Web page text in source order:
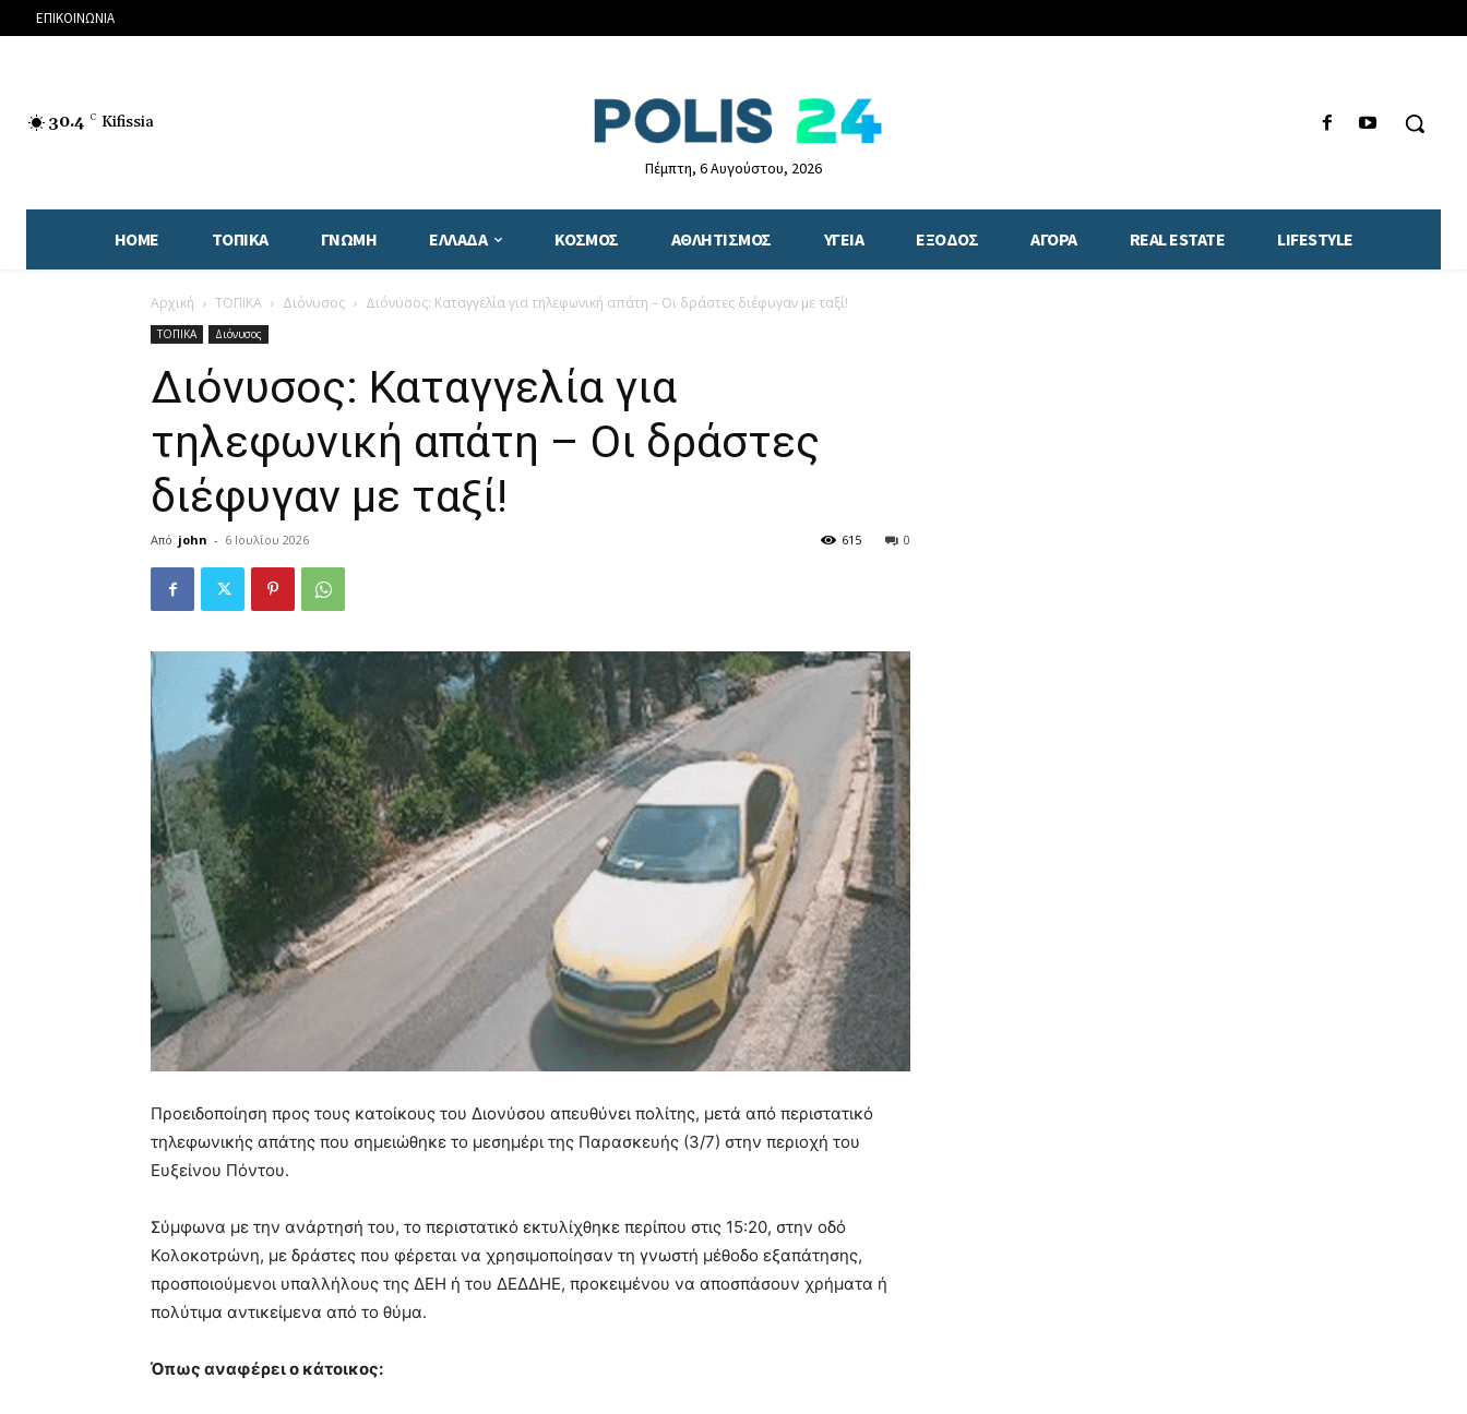
ΕΠΙΚΟΙΝΩΝΙΑ
30.4 C Kifissia
Πέμπτη, 6 Αυγούστου, 2026
HOME ΤΟΠΙΚΑ ΓΝΩΜΗ ΕΛΛΑΔΑ ΚΟΣΜΟΣ ΑΘΛΗΤΙΣΜΟΣ ΥΓΕΙΑ ΕΞΟΔΟΣ ΑΓΟΡΑ REAL ESTATE LIFESTYLE
Αρχική ΤΟΠΙΚΑ Διόνυσος Διόνυσος: Καταγγελία για τηλεφωνική απάτη – Οι δράστες διέφυγαν με ταξί!
ΤΟΠΙΚΑ Διόνυσος
Διόνυσος: Καταγγελία για
τηλεφωνική απάτη – Οι δράστες
διέφυγαν με ταξί!
Από john - 6 Ιουλίου 2026 0
615
Προειδοποίηση προς τους κατοίκους του Διονύσου απευθύνει πολίτης, μετά από περιστατικό
τηλεφωνικής απάτης που σημειώθηκε το μεσημέρι της Παρασκευής (3/7) στην περιοχή του
Ευξείνου Πόντου.
Σύμφωνα με την ανάρτησή του, το περιστατικό εκτυλίχθηκε περίπου στις 15:20, στην οδό
Κολοκοτρώνη, με δράστες που φέρεται να χρησιμοποίησαν τη γνωστή μέθοδο εξαπάτησης,
προσποιούμενοι υπαλλήλους της ΔΕΗ ή του ΔΕΔΔΗΕ, προκειμένου να αποσπάσουν χρήματα ή
πολύτιμα αντικείμενα από το θύμα.
Όπως αναφέρει ο κάτοικος: